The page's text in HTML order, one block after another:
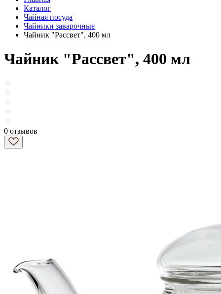
Каталог
Чайная посуда
Чайники заварочные
Чайник "Рассвет", 400 мл
Чайник "Рассвет", 400 мл
0 отзывов